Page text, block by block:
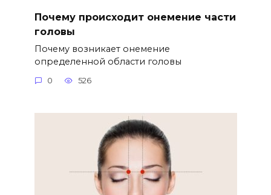
Почему происходит онемение части
головы
Почему возникает онемение
определенной области головы
0 526